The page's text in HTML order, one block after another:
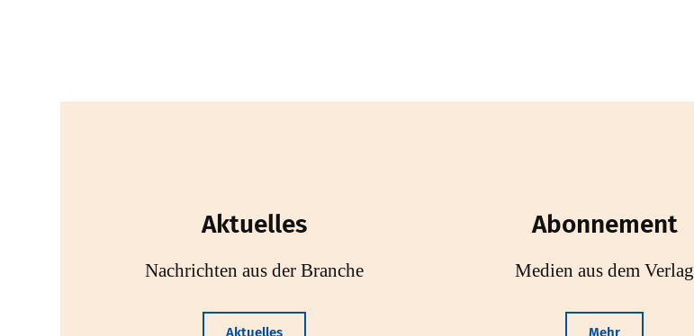
Aktuelles
Nachrichten aus der Branche
Aktuelles
Abonnement
Medien aus dem Verlag
Mehr